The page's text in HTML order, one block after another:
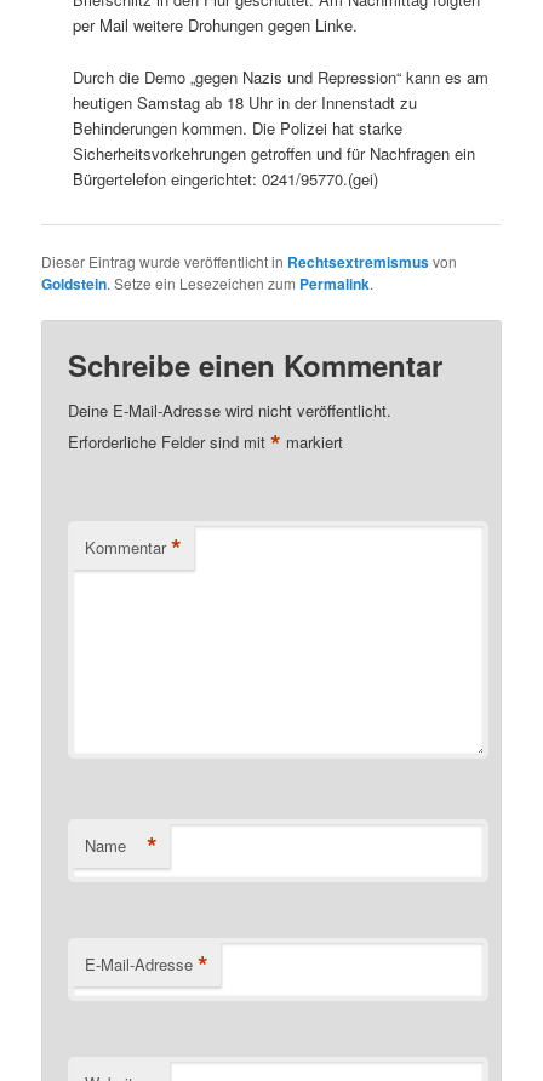
per Mail weitere Drohungen gegen Linke.
Durch die Demo „gegen Nazis und Repression“ kann es am
heutigen Samstag ab 18 Uhr in der Innenstadt zu
Behinderungen kommen. Die Polizei hat starke
Sicherheitsvorkehrungen getroffen und für Nachfragen ein
Bürgertelefon eingerichtet: 0241/95770.(gei)
Dieser Eintrag wurde veröffentlicht in Rechtsextremismusvon
Goldstein. Setze ein Lesezeichen zum Permalink.
Schreibe einen Kommentar
Deine E-Mail-Adresse wird nicht veröffentlicht.
Erforderliche Felder sind mit* markiert
Kommentar *
Name *
E-Mail-Adresse *